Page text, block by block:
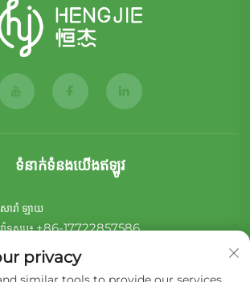
ទំនាក់ទំនងយើងឥឡូវ
សារ៉ា ឡាយ
វ៉ាទសប៖+86-17722857586
[email protected]
privacy